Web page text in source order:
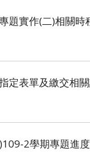
題實作(二)相關
定表單及繳交相
2學期專題進